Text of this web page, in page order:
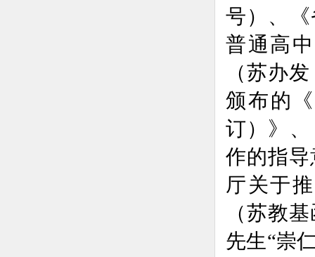
号） 、
普通高
（苏办
颁布的
订）》
、
作的指导
厅关于
（苏教基
先生“崇